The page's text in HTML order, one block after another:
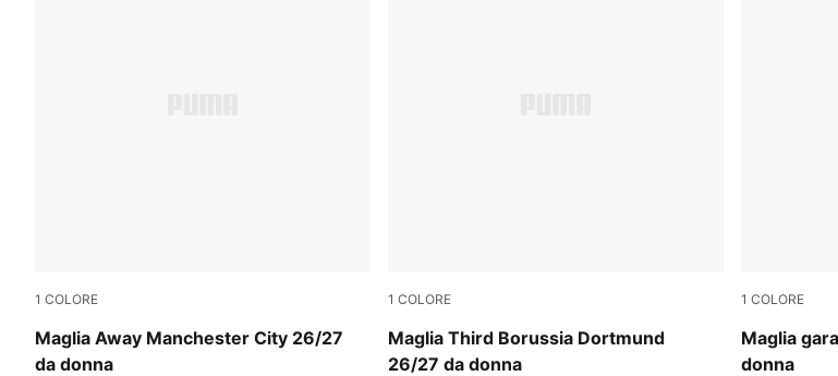
1 COLORE
Maglia Away Manchester City 26/27
da donna
PUMA Black-Flaxen
1 COLORE
Maglia Third Borussia Dortmund
26/27 da donna
Purple Glimmer-Yellow Alert
1 COLORE
Maglia
donna
PUMA